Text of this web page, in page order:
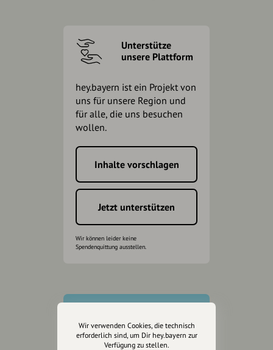
Unterstütze
unsere Plattform
hey.bayern ist ein Projekt von
uns für unsere Region und
für alle, die uns besuchen
wollen.
Inhalte vorschlagen
Jetzt unterstützen
Wir können leider keine
Spendenquittung ausstellen.
Wir verwenden Cookies, die technisch
erforderlich sind, um Dir hey.bayern zur
Verfügung zu stellen.